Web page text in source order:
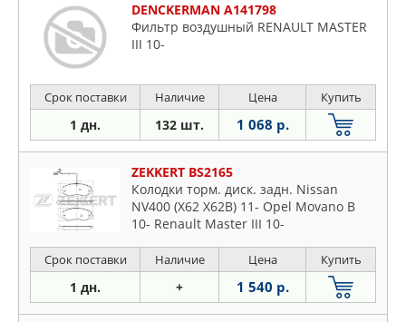
DENCKERMAN A141798
Фильтр воздушный RENAULT MASTER
III 10-
Срок поставки Наличие Цена Купить
1 дн. 132 шт. 1 068 р.
ZEKKERT BS2165
Колодки торм. диск. задн. Nissan
NV400 (X62 X62B) 11- Opel Movano B
10- Renault Master III 10-
Срок поставки Наличие Цена Купить
1 дн. + 1 540 р.